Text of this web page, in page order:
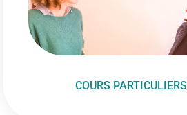
COURS PARTICULIERS